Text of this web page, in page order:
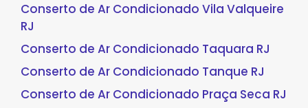
Conserto de Ar Condicionado Vila Valqueire
RJ
Conserto de Ar Condicionado Taquara RJ
Conserto de Ar Condicionado Tanque RJ
Conserto de Ar Condicionado Praça Seca RJ